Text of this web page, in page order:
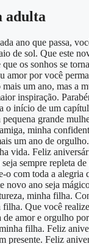
adulta
ano que passa,
de sol. Que este
os sonhos se
amor por você
um ano, mas a
inspiração.
o início de um
grande
minha
um ano de
vida. Feliz
sempre repleta
o com toda a alegria
novo ano seja
minha filha.
Que você
de amor e orgulho
filha. Feliz
presente. Feliz